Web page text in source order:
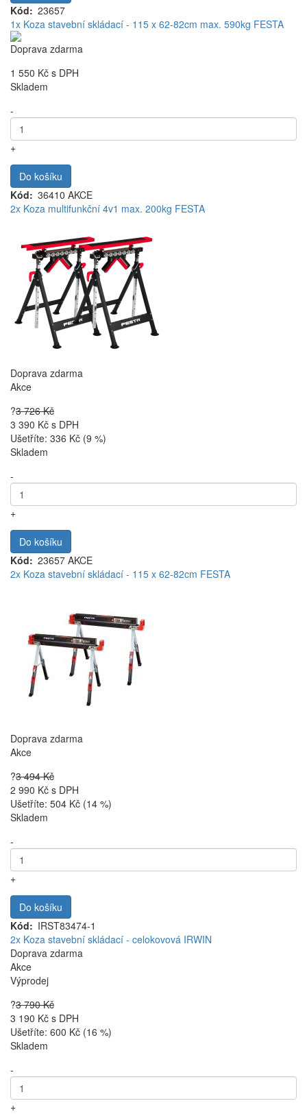
Kód
23657
1x Koza stavební skládací - 115 x 62-82cm max. 590kg FESTA
Doprava zdarma
1 550 Kč s DPH
Skladem
-
+
Do košíku
Kód
36410 AKCE
2x Koza multifunkční 4v1 max. 200kg FESTA
Doprava zdarma
Akce
?3 726 Kč
3 390 Kč s DPH
Ušetříte: 336 Kč (9 %)
Skladem
-
+
Do košíku
Kód
23657 AKCE
2x Koza stavební skládací - 115 x 62-82cm FESTA
Doprava zdarma
Akce
?3 494 Kč
2 990 Kč s DPH
Ušetříte: 504 Kč (14 %)
Skladem
-
+
Do košíku
Kód
IRST83474-1
2x Koza stavební skládací - celokovová IRWIN
Doprava zdarma
Akce
Výprodej
?3 790 Kč
3 190 Kč s DPH
Ušetříte: 600 Kč (16 %)
Skladem
-
+